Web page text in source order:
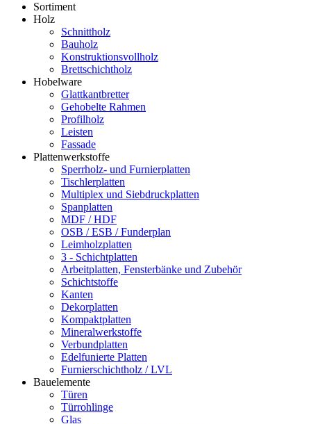
Sortiment
Holz
Schnittholz
Bauholz
Konstruktionsvollholz
Brettschichtholz
Hobelware
Glattkantbretter
Gehobelte Rahmen
Profilholz
Leisten
Fassade
Plattenwerkstoffe
Sperrholz- und Furnierplatten
Tischlerplatten
Multiplex und Siebdruckplatten
Spanplatten
MDF / HDF
OSB / ESB / Funderplan
Leimholzplatten
3 - Schichtplatten
Arbeitplatten, Fensterbänke und Zubehör
Schichtstoffe
Kanten
Dekorplatten
Kompaktplatten
Mineralwerkstoffe
Verbundplatten
Edelfunierte Platten
Furnierschichtholz / LVL
Bauelemente
Türen
Türrohlinge
Glas